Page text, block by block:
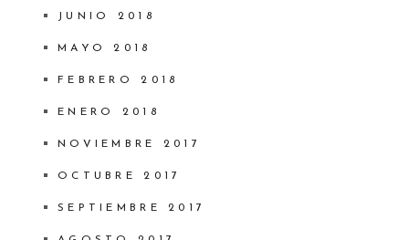
JUNIO 2018
MAYO 2018
FEBRERO 2018
ENERO 2018
NOVIEMBRE 2017
OCTUBRE 2017
SEPTIEMBRE 2017